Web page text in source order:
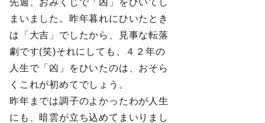
まいました。昨年暮れにひいたとき
は「大吉」でしたから、見事な転落
劇です(笑)それにしても、４２年の
人生で「凶」をひいたのは、おそら
くこれが初めてでしょう。
昨年までは調子のよかったわが人生
にも、暗雲が立ち込めてまいりまし